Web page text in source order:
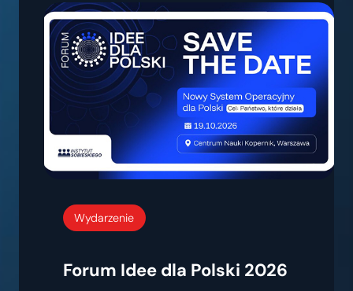
Wydarzenie
Forum Idee dla Polski 2026